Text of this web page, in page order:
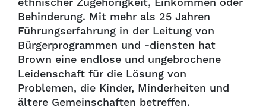
Behinderung. Mit mehr als 25 Jahren
Führungserfahrung in der Leitung von
Bürgerprogrammen und -diensten hat
Brown eine endlose und ungebrochene
Leidenschaft für die Lösung von
Problemen, die Kinder, Minderheiten und
ältere Gemeinschaften betreffen.